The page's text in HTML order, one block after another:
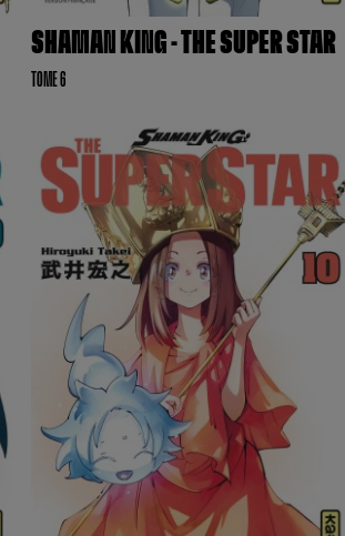
SHAMAN KING - THE SUPER STAR
TOME 6